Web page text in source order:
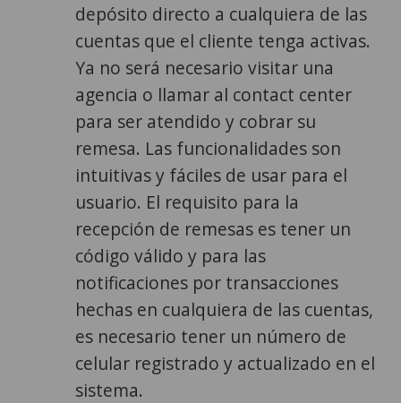
depósito directo a cualquiera de las
cuentas que el cliente tenga activas.
Ya no será necesario visitar una
agencia o llamar al contact center
para ser atendido y cobrar su
remesa. Las funcionalidades son
intuitivas y fáciles de usar para el
usuario. El requisito para la
recepción de remesas es tener un
código válido y para las
notificaciones por transacciones
hechas en cualquiera de las cuentas,
es necesario tener un número de
celular registrado y actualizado en el
sistema.